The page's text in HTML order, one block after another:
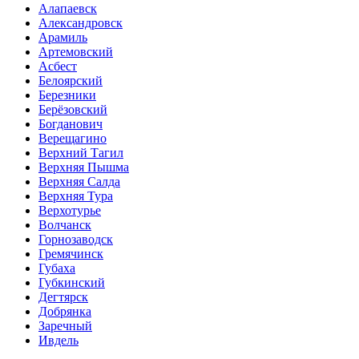
Алапаевск
Александровск
Арамиль
Артемовский
Асбест
Белоярский
Березники
Берёзовский
Богданович
Верещагино
Верхний Тагил
Верхняя Пышма
Верхняя Салда
Верхняя Тура
Верхотурье
Волчанск
Горнозаводск
Гремячинск
Губаха
Губкинский
Дегтярск
Добрянка
Заречный
Ивдель